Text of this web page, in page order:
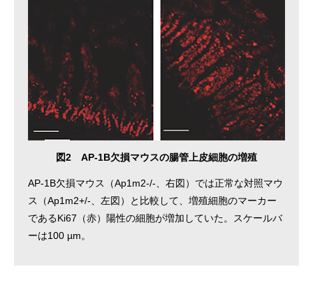
図2 AP-1B欠損マウスの腸管上皮細胞の増殖
AP-1B欠損マウス（Ap1m2-/-、右図）では正常な対照マウ
ス（Ap1m2+/-、左図）と比較して、増殖細胞のマーカー
であるKi67（赤）陽性の細胞が増加していた。スケールバ
ーは100 µm。